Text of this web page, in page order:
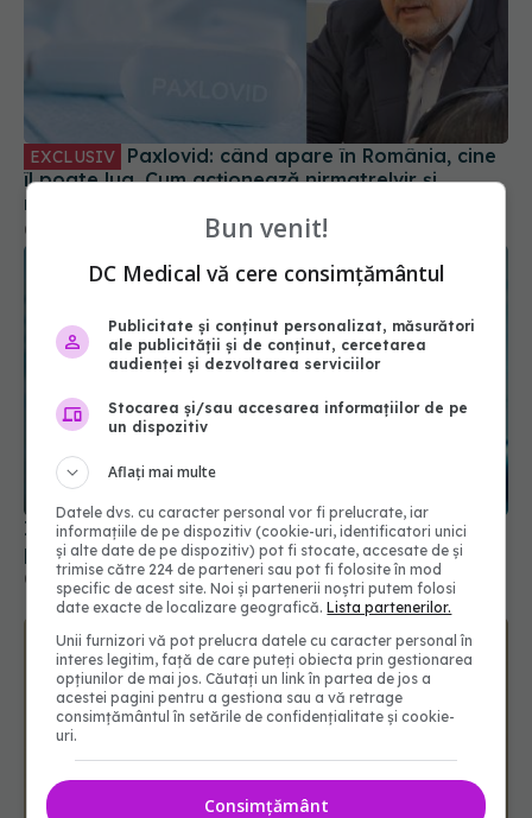
EXCLUSIV Paxlovid: când apare în România, cine
îl poate lua. Cum acționează nirmatrelvir și
ritonavir, substanțele din Paxlovid. Rafila: S-a
semnat contractul. Va fi disponibil la
recomandarea medicului
09 oct 2023, 13:08
Impactul pe termen lung al COVID-19: Simptome
persistente și efecte asupra calității vieții
05 aug 2024, 20:19
Bun venit!
DC Medical vă cere consimțământul
Publicitate și conținut personalizat, măsurători
ale publicității și de conținut, cercetarea
audienței și dezvoltarea serviciilor
Stocarea și/sau accesarea informațiilor de pe
un dispozitiv
Aflați mai multe
Datele dvs. cu caracter personal vor fi prelucrate, iar
informațiile de pe dispozitiv (cookie-uri, identificatori unici
și alte date de pe dispozitiv) pot fi stocate, accesate de și
trimise către 224 de parteneri sau pot fi folosite în mod
specific de acest site. Noi și partenerii noștri putem folosi
date exacte de localizare geografică.Lista partenerilor.
Unii furnizori vă pot prelucra datele cu caracter personal în
interes legitim, față de care puteți obiecta prin gestionarea
opțiunilor de mai jos. Căutați un link în partea de jos a
acestei pagini pentru a gestiona sau a vă retrage
consimțământul în setările de confidențialitate și cookie-
uri.
Consimțământ